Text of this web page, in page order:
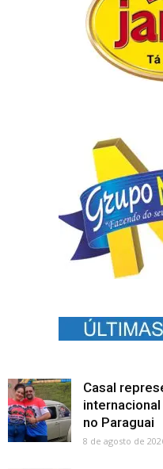
Casal
no Paraguai
8 de agosto de